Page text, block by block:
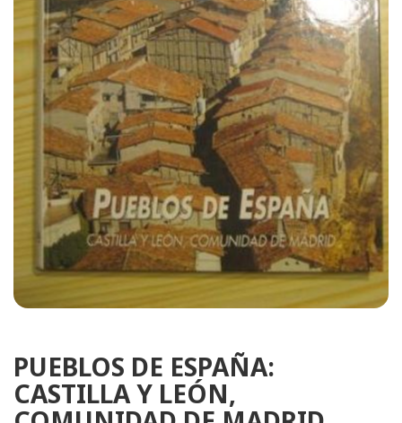
PUEBLOS DE ESPAÑA:
CASTILLA Y LEÓN,